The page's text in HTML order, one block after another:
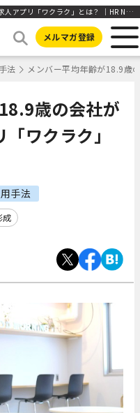
メンバー平均年齢が18.9歳の会社が創る、1日求人アプリ「ワクラク」とは？ ｜HR NOTE
メルマガ登録
法 メンバー平均年齢が18.9歳
歳の会社が
ワクラク」
手法
成